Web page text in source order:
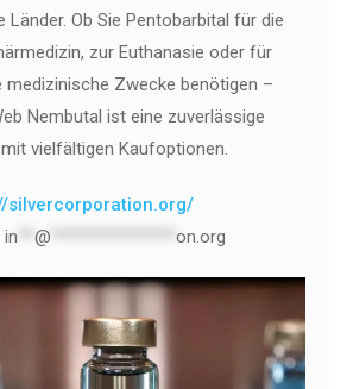
Länder. Ob Sie Pentobarbital für die
zur Euthanasie oder für
medizinische Zwecke benötigen –
Nembutal ist eine zuverlässige
vielfältigen Kaufoptionen.
silvercorporation.org/
in @ on.org